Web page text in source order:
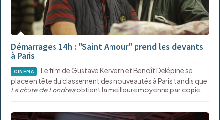
Démarrages 14h : "Saint Amour" prend les devants
à Paris
CINÉMA
Le film de Gustave Kervern et Benoît Delépine se
place en tête du classement des nouveautés à Paris tandis que
La chute de Londresobtient la meilleure moyenne par copie.